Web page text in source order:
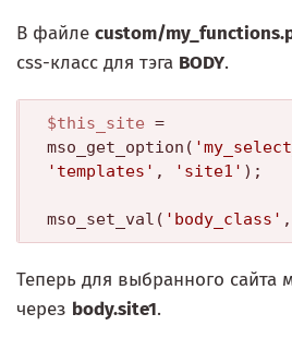
В файле custom/
css-класс для тэга BODY.
$this_site =
mso_get_option(
'templates' , 'site1' );
mso_set_val( 'body_class' ,
Теперь для выбранного сайта
через body.site1.